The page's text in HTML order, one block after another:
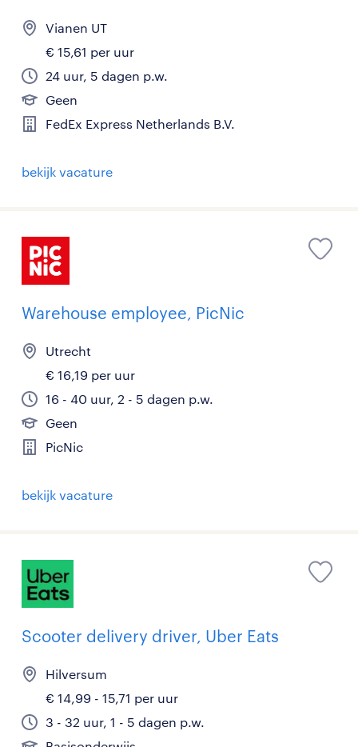
Vianen UT
€ 15,61 per uur
24 uur, 5 dagen p.w.
Geen
FedEx Express Netherlands B.V.
bekijk vacature
Warehouse employee, PicNic
Utrecht
€ 16,19 per uur
16 - 40 uur, 2 - 5 dagen p.w.
Geen
PicNic
bekijk vacature
Scooter delivery driver, Uber Eats
Hilversum
€ 14,99 - 15,71 per uur
3 - 32 uur, 1 - 5 dagen p.w.